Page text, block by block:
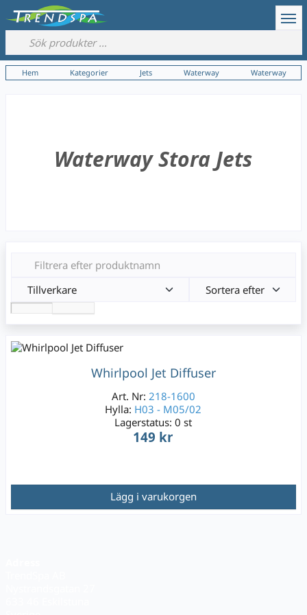
Hem Kategorier Jets Waterway Waterway
Waterway Stora Jets
Tillverkare Sortera efter
Whirlpool Jet Diffuser
Art. Nr: 218-1600
Hylla: H03 - M05/02
Lagerstatus:0 st
149 kr
Lägg i varukorgen